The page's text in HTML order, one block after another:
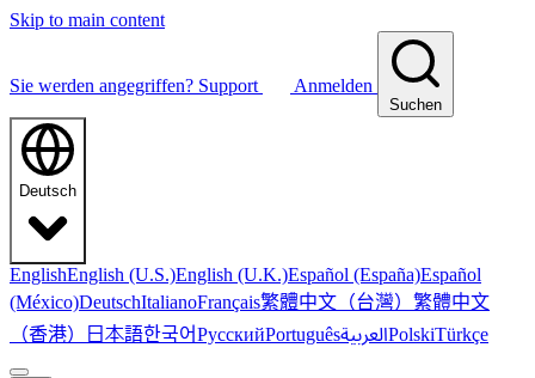
Skip to main content
Sie werden angegriffen? Support Anmelden
Suchen
Deutsch
EnglishEnglish (U.S.)English (U.K.)Español (España)Español
(México)DeutschItalianoFrançais繁體中文（台灣） 繁體中文
（香港） 日本語한국어РусскийPortuguêsالعربيةPolskiTürkçe